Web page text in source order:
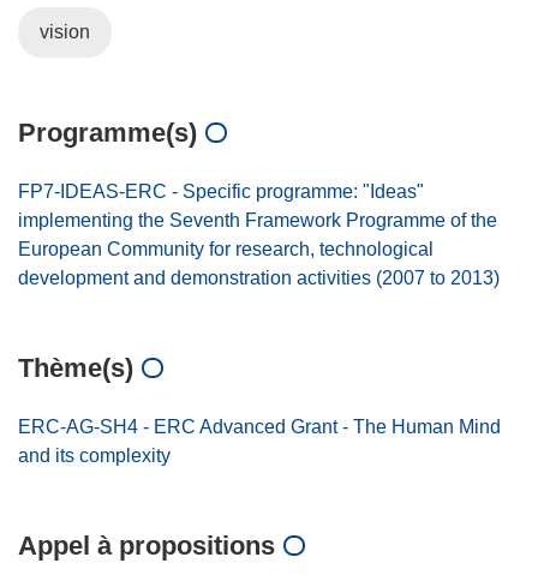
vision
Programme(s)
FP7-IDEAS-ERC - Specific programme: "Ideas"
implementing the Seventh Framework Programme of the
European Community for research, technological
development and demonstration activities (2007 to 2013)
Thème(s)
ERC-AG-SH4 - ERC Advanced Grant - The Human Mind
and its complexity
Appel à propositions